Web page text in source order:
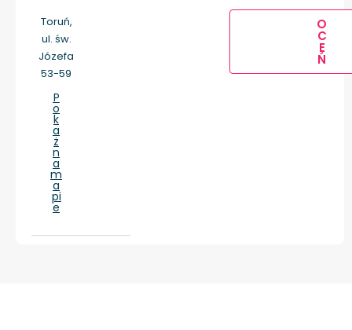
Toruń,
ul. św.
Józefa
53-59
P
o
k
a
ż
n
a
m
a
pi
e
O
C
E
Ń